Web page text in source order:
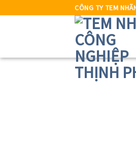
CÔNG TY TEM